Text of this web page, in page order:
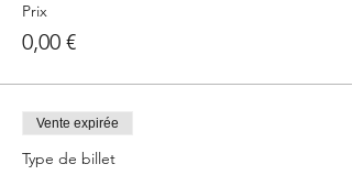
Prix
0,00 €
Vente expirée
Type de billet